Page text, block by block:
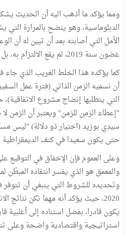
ومما يؤكد ما أذهب اليه أن الحديث
الدبلوماسية، وهو ينضح بالمرارة
الأمل التي أصابته بعد أن تبين له أن
غضون سنة 2019، لم يقع الالتزام به، بل تم إنكاره والتملص منه.
كما يؤكده هذا الخلط الغريب الذي
أن نسميه الزمن الذاتي (فترة عمل
التي يتطلبها إنضاج مشروع
"إعطاء الزمن للزمن" ويعتبر أن الزمن
سيدي بوزيد (اختيار ذو دلالة) "ليس
حتى يكون سعيدا في كنف الديمقراطية
وعلى العموم فإن الإخفاق في التوقيع
والمعمق هو الذي يفسر انتقاده المبطّن
وتحديده للشروط التي ينبغي أن
2020، حيث يؤكد أنه مهما تكن نتائج
يكون قادرا، بفضل استناده إلى أغلبية
استراتيجية واقتصادية واضحة وعلى